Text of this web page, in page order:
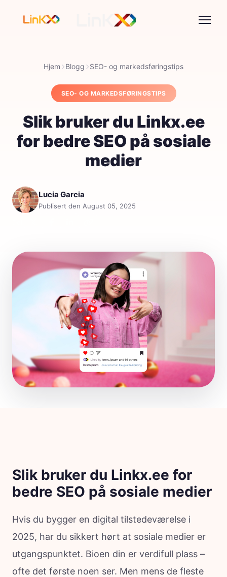
Hjem Blogg SEO- og markedsføringstips
SEO- OG MARKEDSFØRINGSTIPS
Slik bruker du Linkx.ee
for bedre SEO på sosiale
medier
Lucia Garcia
Publisert den August 05, 2025
Slik bruker du Linkx.ee for
bedre SEO på sosiale medier
Hvis du bygger en digital tilstedeværelse i
2025, har du sikkert hørt at sosiale medier er
utgangspunktet. Bioen din er verdifull plass –
ofte det første noen ser. Men mens de fleste